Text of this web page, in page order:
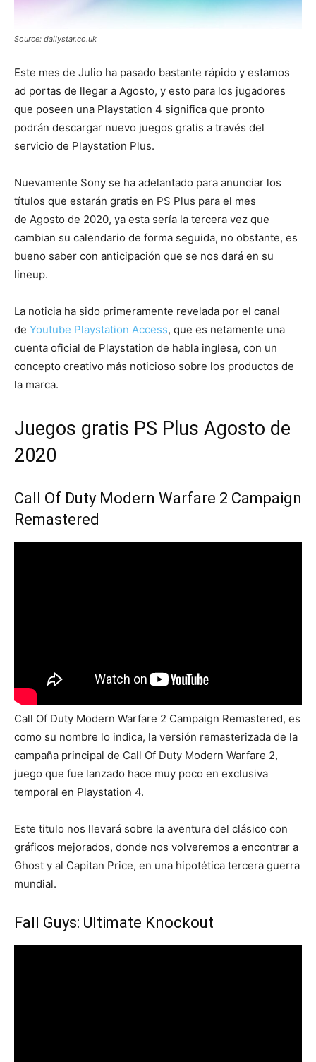
Source: dailystar.co.uk
Este mes de Julio ha pasado bastante rápido y estamos
ad portas de llegar a Agosto, y esto para los jugadores
que poseen una Playstation 4 significa que pronto
podrán descargar nuevo juegos gratis a través del
servicio de Playstation Plus.
Nuevamente Sony se ha adelantado para anunciar los
títulos que estarán gratis en PS Plus para el mes
de Agosto de 2020, ya esta sería la tercera vez que
cambian su calendario de forma seguida, no obstante, es
bueno saber con anticipación que se nos dará en su
lineup.
La noticia ha sido primeramente revelada por el canal
de Youtube Playstation Access, que es netamente una
cuenta oficial de Playstation de habla inglesa, con un
concepto creativo más noticioso sobre los productos de
la marca.
Juegos gratis PS Plus Agosto de
2020
Call Of Duty Modern Warfare 2 Campaign
Remastered
Call Of Duty Modern Warfare 2 Campaign Remastered, es
como su nombre lo indica, la versión remasterizada de la
campaña principal de Call Of Duty Modern Warfare 2,
juego que fue lanzado hace muy poco en exclusiva
temporal en Playstation 4.
Este titulo nos llevará sobre la aventura del clásico con
gráficos mejorados, donde nos volveremos a encontrar a
Ghost y al Capitan Price, en una hipotética tercera guerra
mundial.
Fall Guys: Ultimate Knockout